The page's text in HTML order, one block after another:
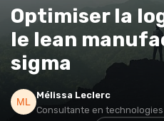
Optimiser la
le lean
sigma
Mélissa Leclerc
Consultante en